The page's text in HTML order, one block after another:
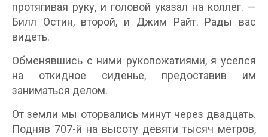
протягивая руку, и головой указал на коллег. —
Билл Остин, второй, и Джим Райт. Рады вас
видеть.
Обменявшись с ними рукопожатиями, я уселся
на откидное сиденье, предоставив им
заниматься делом.
От земли мы оторвались минут через двадцать.
Подняв 707-й на высоту девяти тысяч метров,